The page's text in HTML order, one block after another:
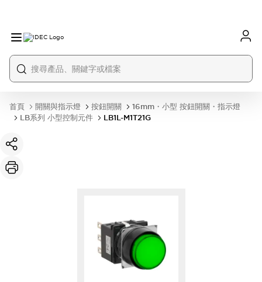
首頁 開關與指示燈 按鈕開關
16mm・小型 按鈕開關・指示燈
LB系列 小型控制元件
LB1L-M1T21G